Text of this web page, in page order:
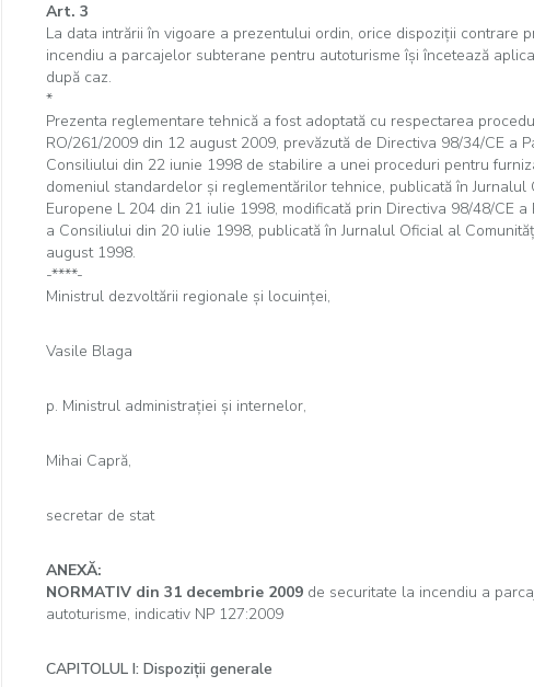
Art. 3
La data intrării în vigoare a prezentului ordin, orice dispoziţii contrare
incendiu a parcajelor subterane pentru autoturisme îşi încetează
după caz.
*
Prezenta reglementare tehnică a fost adoptată cu respectarea
RO/261/2009 din 12 august 2009, prevăzută de Directiva 98/34/CE a
Consiliului din 22 iunie 1998 de stabilire a unei proceduri pentru
domeniul standardelor şi reglementărilor tehnice, publicată în
Europene L 204 din 21 iulie 1998, modificată prin Directiva 98/48/CE
a Consiliului din 20 iulie 1998, publicată în Jurnalul Oficial al
august 1998.
-****-
Ministrul dezvoltării regionale şi locuinţei,
Vasile Blaga
p. Ministrul administraţiei şi internelor,
Mihai Capră,
secretar de stat
ANEXĂ:
NORMATIV din 31 decembrie 2009 de securitate la incendiu a
autoturisme, indicativ NP 127:2009
CAPITOLUL I: Dispoziţii generale